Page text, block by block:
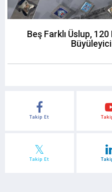
Beş Farklı Üslup, 120
Takip Et
Takip Et